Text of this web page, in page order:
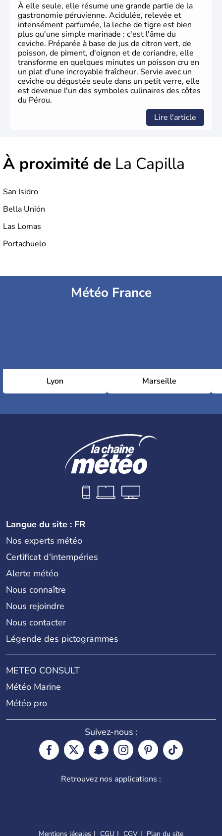
À elle seule, elle résume une grande partie de la
gastronomie péruvienne. Acidulée, relevée et
intensément parfumée, la leche de tigre est bien
plus qu'une simple marinade : c'est l'âme du
ceviche. Préparée à base de jus de citron vert, de
poisson, de piment, d'oignon et de coriandre, elle
transforme en quelques minutes un poisson cru en
un plat d'une incroyable fraîcheur. Servie avec un
ceviche ou dégustée seule dans un petit verre, elle
est devenue l'un des symboles culinaires des côtes
du Pérou.
Lire l'article
À proximité de La Capilla
San Isidro
Bella Unión
Las Lomas
Portachuelo
Météo France
Lyon Marseille
Langue du site : FR
Nos experts météo
Certificat d'intempéries
Alerte météo
Nous connaître
Nous rejoindre
Nous contacter
Légende des pictogrammes
METEO CONSULT
Météo Marine
Météo pro
Suivez-nous :
Retrouvez nos applications :
Mentions légales CGU CGV Plan du site